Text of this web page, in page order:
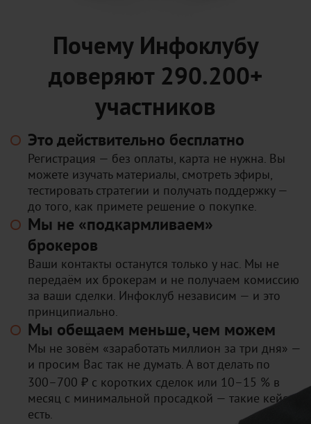
Почему Инфоклубу
доверяют 290.200+
участников
Это действительно бесплатно
Регистрация — без оплаты, карта не нужна. Вы
можете изучать материалы, смотреть эфиры,
тестировать стратегии и получать поддержку —
до того, как примете решение о покупке.
Мы не «подкармливаем»
брокеров
Ваши контакты останутся только у нас. Мы не
передаём их брокерам и не получаем комиссию
за ваши сделки. Инфоклуб независим — и это
принципиально.
Мы обещаем меньше, чем можем
Мы не зовём «заработать миллион за три дня» —
и просим Вас так не думать. А вот делать по
300–700 ₽ с коротких сделок или 10–15 % в
месяц с минимальной просадкой — такие кейсы
есть.